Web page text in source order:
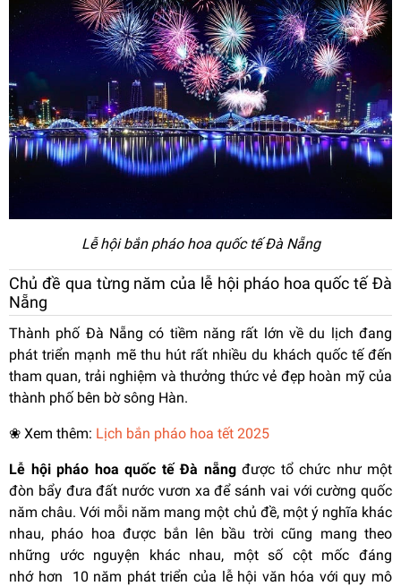
Lễ hội bắn pháo hoa quốc tế Đà Nẵng
Chủ đề qua từng năm của lễ hội pháo hoa quốc tế Đà
Nẵng
Thành phố Đà Nẵng có tiềm năng rất lớn về du lịch đang
phát triển mạnh mẽ thu hút rất nhiều du khách quốc tế đến
tham quan, trải nghiệm và thưởng thức vẻ đẹp hoàn mỹ của
thành phố bên bờ sông Hàn.
❀ Xem thêm: Lịch bắn pháo hoa tết 2025
Lễ hội pháo hoa quốc tế Đà nẵngđược tổ chức như một
đòn bẩy đưa đất nước vươn xa để sánh vai với cường quốc
năm châu. Với mỗi năm mang một chủ đề, một ý nghĩa khác
nhau, pháo hoa được bắn lên bầu trời cũng mang theo
những ước nguyện khác nhau, một số cột mốc đáng
nhớ hơn 10 năm phát triển của lễ hội văn hóa với quy mô